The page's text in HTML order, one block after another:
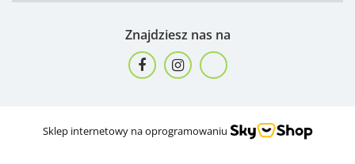
Znajdziesz nas na
Sklep internetowy na oprogramowaniu